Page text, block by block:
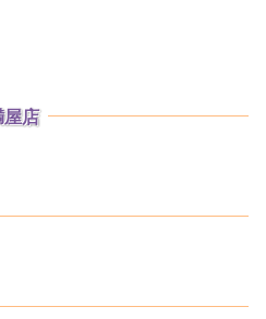
屋店